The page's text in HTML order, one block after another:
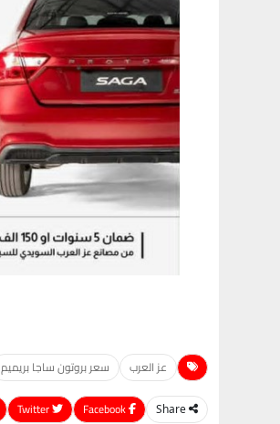
عز العرب سعر بروتون ساجا بريميم
Share